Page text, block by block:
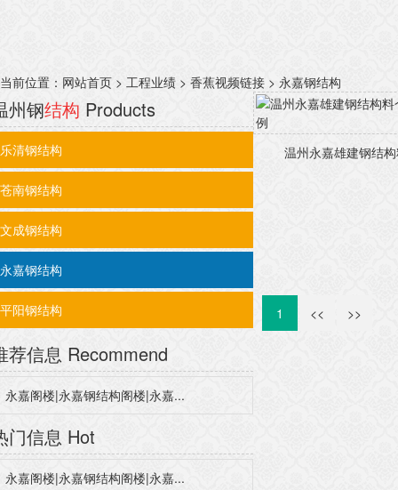
当前位置： 网站首页 > 工程业绩 > 香蕉视频链接 > 永嘉钢结构
州钢结构 Products
乐清钢结构
苍南钢结构
文成钢结构
永嘉钢结构
平阳钢结构
荐信息 Recommend
永嘉阁楼|永嘉钢结构阁楼|永嘉...
门信息 Hot
永嘉阁楼|永嘉钢结构阁楼|永嘉...
温州永嘉雄建钢结
1 << >>